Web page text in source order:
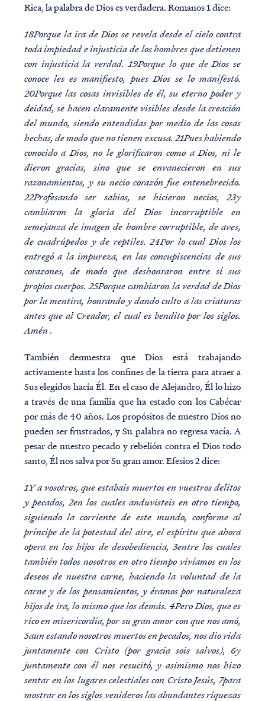
Rica, la palabra de Dios es verdadera. Romanos 1 dice:
18Porque la ira de Dios se revela desde el cielo contra
toda impiedad e injusticia de los hombres que detienen
con injusticia la verdad. 19Porque lo que de Dios se
conoce les es manifiesto, pues Dios se lo manifestó.
20Porque las cosas invisibles de él, su eterno poder y
deidad, se hacen claramente visibles desde la creación
del mundo, siendo entendidas por medio de las cosas
hechas, de modo que no tienen excusa. 21Pues habiendo
conocido a Dios, no le glorificaron como a Dios, ni le
dieron gracias, sino que se envanecieron en sus
razonamientos, y su necio corazón fue entenebrecido.
22Profesando ser sabios, se hicieron necios, 23y
cambiaron la gloria del Dios incorruptible en
semejanza de imagen de hombre corruptible, de aves,
de cuadrúpedos y de reptiles. 24Por lo cual Dios los
entregó a la impureza, en las concupiscencias de sus
corazones, de modo que deshonraron entre sí sus
propios cuerpos. 25Porque cambiaron la verdad de Dios
por la mentira, honrando y dando culto a las criaturas
antes que al Creador, el cual es bendito por los siglos.
Amén.
También demuestra que Dios está trabajando
activamente hasta los confines de la tierra para atraer a
Sus elegidos hacia Él. En el caso de Alejandro, Él lo hizo
a través de una familia que ha estado con los Cabécar
por más de 40 años. Los propósitos de nuestro Dios no
pueden ser frustrados, y Su palabra no regresa vacía. A
pesar de nuestro pecado y rebelión contra el Dios todo
santo, Él nos salva por Su gran amor. Efesios 2 dice:
1Y a vosotros, que estabais muertos en vuestros delitos
y pecados, 2en los cuales anduvisteis en otro tiempo,
siguiendo la corriente de este mundo, conforme al
príncipe de la potestad del aire, el espíritu que ahora
opera en los hijos de desobediencia, 3entre los cuales
también todos nosotros en otro tiempo vivíamos en los
deseos de nuestra carne, haciendo la voluntad de la
carne y de los pensamientos, y éramos por naturaleza
hijos de ira, lo mismo que los demás. 4Pero Dios, que es
rico en misericordia, por su gran amor con que nos amó,
5aun estando nosotros muertos en pecados, nos dio vida
juntamente con Cristo (por gracia sois salvos), 6y
juntamente con él nos resucitó, y asimismo nos hizo
sentar en los lugares celestiales con Cristo Jesús, 7para
mostrar en los siglos venideros las abundantes riquezas